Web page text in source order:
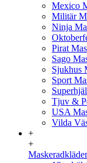
Mexico
Militär
Ninja
Pirat
Sago
Sjukhus
Sport
Tjuv &
USA
Vilda
+
+
Maskeradkläder